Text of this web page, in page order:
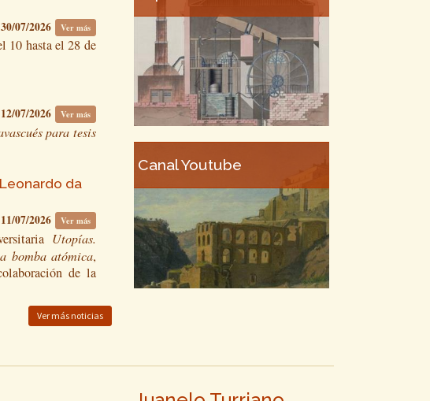
Ver más
30/07/2026
10 hasta el 28 de
Ver más
12/07/2026
para tesis
da
Ver más
11/07/2026
Utopías.
bomba atómica,
de la
Ver más noticias
Canal Youtube